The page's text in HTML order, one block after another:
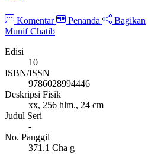
Komentar Penanda
Bagikan
Munif Chatib
Edisi
10
ISBN/ISSN
9786028994446
Deskripsi Fisik
xx, 256 hlm., 24 cm
Judul Seri
-
No. Panggil
371.1 Cha g